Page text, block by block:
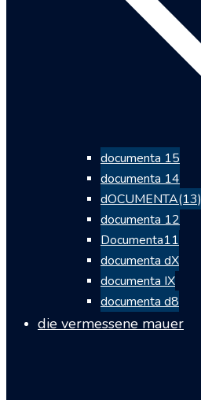
documenta 15
documenta 14
dOCUMENTA(13)
documenta 12
Documenta11
documenta dX
documenta IX
documenta d8
die vermessene mauer